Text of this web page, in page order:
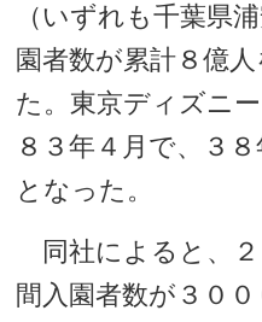
（いずれも千葉県
園者数が累計８億
た。東京ディズニ
８３年４月で、３
となった。
同社によると、２
間入園者数が３０